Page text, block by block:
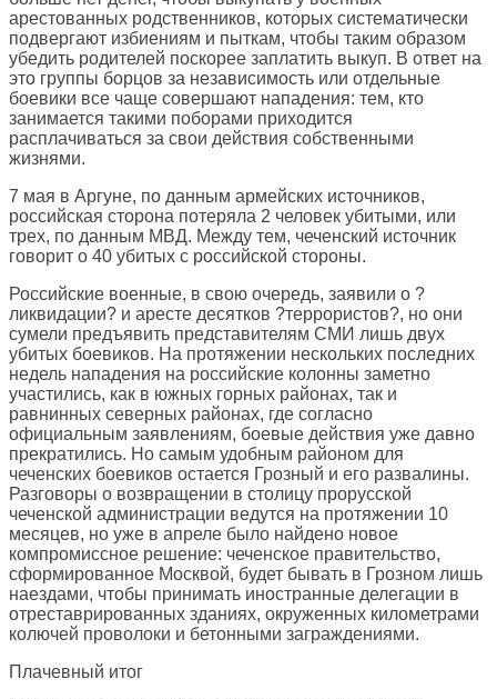
арестованных родственников, которых систематически
подвергают избиениям и пыткам, чтобы таким образом
убедить родителей поскорее заплатить выкуп. В ответ на
это группы борцов за независимость или отдельные
боевики все чаще совершают нападения: тем, кто
занимается такими поборами приходится
расплачиваться за свои действия собственными
жизнями.
7 мая в Аргуне, по данным армейских источников,
российская сторона потеряла 2 человек убитыми, или
трех, по данным МВД. Между тем, чеченский источник
говорит о 40 убитых с российской стороны.
Российские военные, в свою очередь, заявили о ?
ликвидации? и аресте десятков ?террористов?, но они
сумели предъявить представителям СМИ лишь двух
убитых боевиков. На протяжении нескольких последних
недель нападения на российские колонны заметно
участились, как в южных горных районах, так и
равнинных северных районах, где согласно
официальным заявлениям, боевые действия уже давно
прекратились. Но самым удобным районом для
чеченских боевиков остается Грозный и его развалины.
Разговоры о возвращении в столицу прорусской
чеченской администрации ведутся на протяжении 10
месяцев, но уже в апреле было найдено новое
компромиссное решение: чеченское правительство,
сформированное Москвой, будет бывать в Грозном лишь
наездами, чтобы принимать иностранные делегации в
отреставрированных зданиях, окруженных километрами
колючей проволоки и бетонными заграждениями.
Плачевный итог